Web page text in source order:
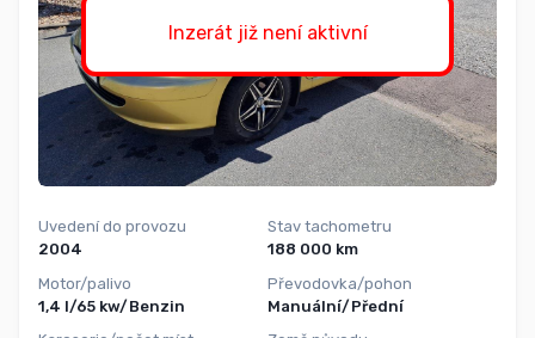
Inzerát již není aktivní
Uvedení do provozu
2004
Motor/palivo
1,4 l/65 kw/Benzin
Stav tachometru
188 000 km
Převodovka/pohon
Manuální/Přední